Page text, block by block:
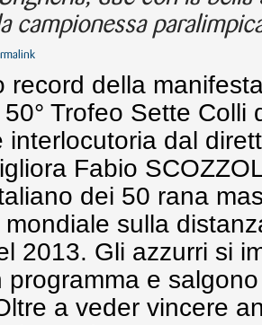
campionessa
record della
Trofeo Sette Colli
interlocutoria dal
Fabio
dei 50 rana
sulla
2013. Gli azzurri si
programma e
a veder vincere